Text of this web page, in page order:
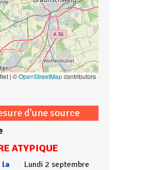
| ©OpenStreetMapcontributors
d'une source
ATYPIQUE
la
Lundi 2 septembre